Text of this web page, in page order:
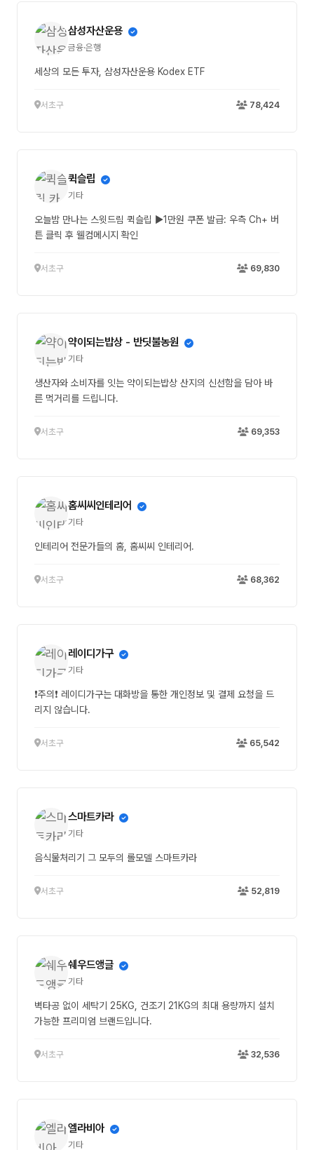
삼성자산운용
금융·은행
세상의 모든 투자, 삼성자산운용 Kodex ETF
서초구 78,424
퀵슬립
기타
오늘밤 만나는 스윗드림 퀵슬립 ▶1만원 쿠폰 발급: 우측 Ch+ 버
튼 클릭 후 웰컴메시지 확인
서초구 69,830
약이되는밥상 - 반딧불농원
기타
생산자와 소비자를 잇는 약이되는밥상 산지의 신선함을 담아 바
른 먹거리를 드립니다.
서초구 69,353
홈씨씨인테리어
기타
인테리어 전문가들의 홈, 홈씨씨 인테리어.
서초구 68,362
레이디가구
기타
❗주의❗ 레이디가구는 대화방을 통한 개인정보 및 결제 요청을 드
리지 않습니다.
서초구 65,542
스마트카라
기타
음식물처리기 그 모두의 롤모델 스마트카라
서초구 52,819
쉐우드앵글
기타
벽타공 없이 세탁기 25KG, 건조기 21KG의 최대 용량까지 설치
가능한 프리미엄 브랜드입니다.
서초구 32,536
엘라비아
기타